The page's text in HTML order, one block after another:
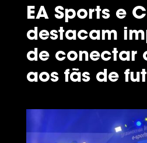
EA Sports e
destacam
de conectar
aos fãs de